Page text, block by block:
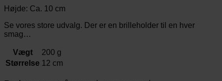
Højde: Ca. 10 cm
Se vores store udvalg. Der er en brilleholder til en hver
smag…
Vægt
200 g
Størrelse 12 cm